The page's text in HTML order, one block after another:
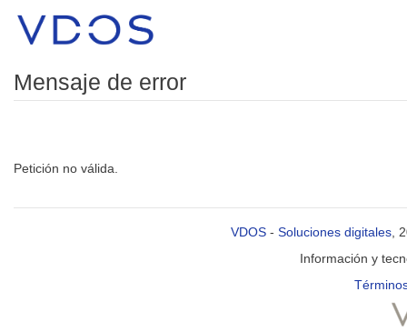
Mensaje de error
Petición no válida.
VDOS - Soluciones digitales ,
Información y